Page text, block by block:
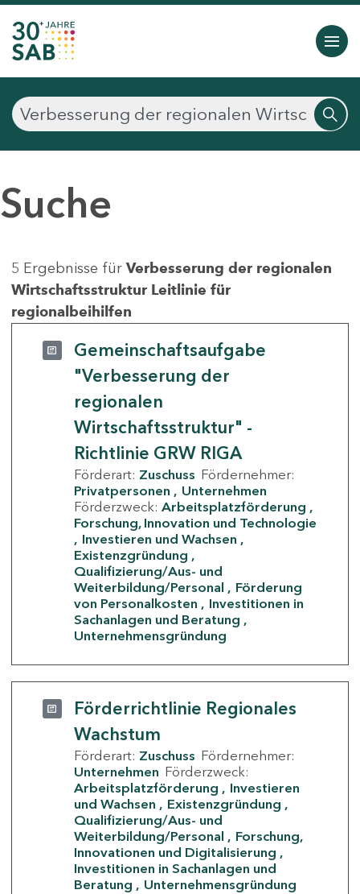
Suche
5 Ergebnisse für Verbesserung der regionalen
Wirtschaftsstruktur Leitlinie für
regionalbeihilfen
Gemeinschaftsaufgabe
"Verbesserung der
regionalen
Wirtschaftsstruktur" -
Richtlinie GRW RIGA
Förderart: Zuschuss Fördernehmer:
Privatpersonen
Unternehmen
Förderzweck: Arbeitsplatzförderung
Forschung, Innovation und Technologie
Investieren und Wachsen
Existenzgründung
Qualifizierung/Aus- und
Weiterbildung/Personal
Förderung
von Personalkosten
Investitionen in
Sachanlagen und Beratung
Unternehmensgründung
Förderrichtlinie Regionales
Wachstum
Förderart: Zuschuss Fördernehmer:
Unternehmen Förderzweck:
Arbeitsplatzförderung
Investieren
und Wachsen
Existenzgründung
Qualifizierung/Aus- und
Weiterbildung/Personal
Forschung,
Innovationen und Digitalisierung
Investitionen in Sachanlagen und
Beratung
Unternehmensgründung